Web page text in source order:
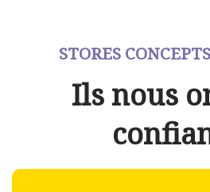
STORES
Ils nous